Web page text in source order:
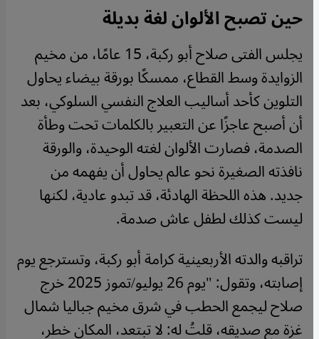
حين تصبح الألوان لغة بديلة
يجلس الفتى صلاح أبو ركبة، 15 عامًا، من مخيم
الزوايدة وسط القطاع، ممسكًا بورقة بيضاء يحاول
التلوين كأحد أساليب العلاج النفسي السلوكي، بعد
أن أصبح عاجزًا عن التعبير بالكلمات تحت وطأة
الصدمة، فصارت الألوان لغته الوحيدة، والورقة
نافذته الصغيرة نحو عالم يحاول أن يفهمه من
جديد. هذه اللحظة الهادئة، قد تبدو عادية، لكنها
ليست كذلك لطفل عاش صدمة.
تراقبه والدته الأربعينية كرامة أبو ركبة، وتسترجع يوم
إصابته، وتقول: "يوم 26 يوليو/تموز 2025 خرج
صلاح ليجمع الحطب في شرق مخيم جباليا شمال
غزة مع صديقه، قلتُ له: لا تبتعد، المكان خطر،